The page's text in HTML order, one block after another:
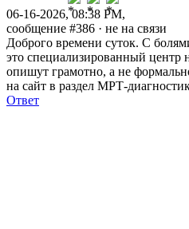
06-16-2026, 08:38 PM,
сообщение #386 · не на связи
Доброго времени суток. С
это специализированный центр
опишут грамотно, а не
на сайт в раздел МРТ-
Ответ